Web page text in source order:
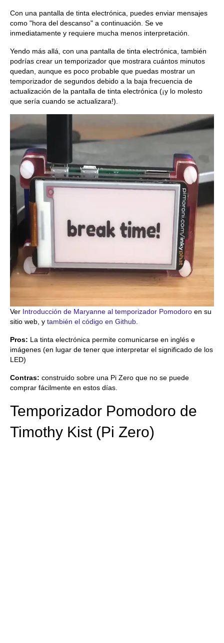
Con una pantalla de tinta electrónica, puedes enviar mensajes
como "hora del descanso" a continuación. Se ve
inmediatamente y requiere mucha menos interpretación.
Yendo más allá, con una pantalla de tinta electrónica, también
podrías crear un temporizador que mostrara cuántos minutos
quedan, aunque es poco probable que puedas mostrar un
temporizador de segundos debido a la baja frecuencia de
actualización de la pantalla de tinta electrónica (¡y lo molesto
que sería cuando se actualizara!).
Ver Introducción de Maryanne al temporizador Pomodoro en su
sitio web, y también el código en Github.
Pros: La tinta electrónica permite comunicarse en inglés e
imágenes (en lugar de tener que interpretar el significado de los
LED)
Contras: construido sobre una Pi Zero que no se puede
comprar fácilmente en estos días.
Temporizador Pomodoro de
Timothy Kist (Pi Zero)